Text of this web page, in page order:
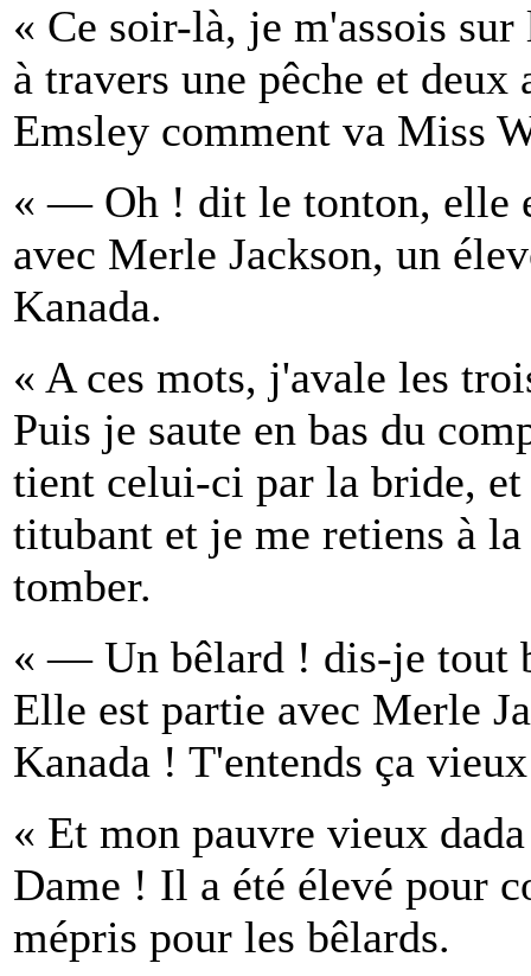
« Ce soir-là, je m'assois
à travers une pêche et
Emsley comment va Miss
« — Oh ! dit le tonton, elle
avec Merle Jackson, un
Kanada.
« A ces mots, j'avale les
Puis je saute en bas du
tient celui-ci par la bride,
titubant et je me retiens à
tomber.
« — Un bêlard ! dis-je tout
Elle est partie avec Merle
Kanada ! T'entends ça
« Et mon pauvre vieux
Dame ! Il a été élevé pour
mépris pour les bêlards.